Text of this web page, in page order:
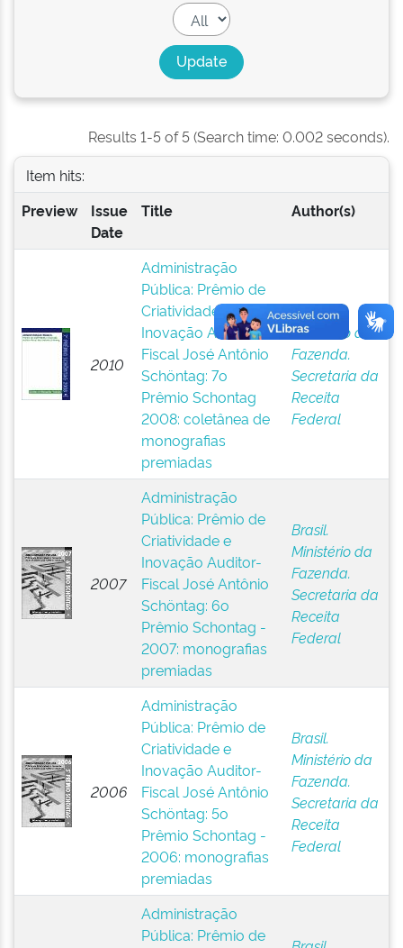
Results 1-5 of 5 (Search time: 0.002 seconds).
Item hits:
Preview
Issue
Date
Title Author(s)
2010
Administração
Pública: Prêmio de
Criatividade e
Inovação Auditor-
Fiscal José Antônio
Schöntag: 7o
Prêmio Schontag
2008: coletânea de
monografias
premiadas
Brasil.
Ministério da
Fazenda.
Secretaria da
Receita
Federal
2007
Administração
Pública: Prêmio de
Criatividade e
Inovação Auditor-
Fiscal José Antônio
Schöntag: 6o
Prêmio Schontag -
2007: monografias
premiadas
Brasil.
Ministério da
Fazenda.
Secretaria da
Receita
Federal
2006
Administração
Pública: Prêmio de
Criatividade e
Inovação Auditor-
Fiscal José Antônio
Schöntag: 5o
Prêmio Schontag -
2006: monografias
premiadas
Brasil.
Ministério da
Fazenda.
Secretaria da
Receita
Federal
Administração
Pública: Prêmio de